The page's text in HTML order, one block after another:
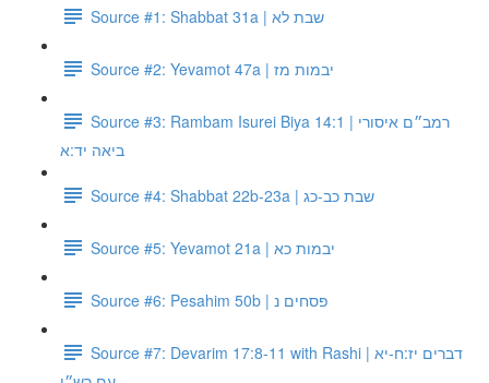
Source #1: Shabbat 31a | שבת לא
Source #2: Yevamot 47a | יבמות מז
Source #3: Rambam Isurei Biya 14:1 | רמב״ם איסורי
ביאה יד:א
Source #4: Shabbat 22b-23a | שבת כב-כג
Source #5: Yevamot 21a | יבמות כא
Source #6: Pesahim 50b | פסחים נ
Source #7: Devarim 17:8-11 with Rashi | דברים יז:ח-יא